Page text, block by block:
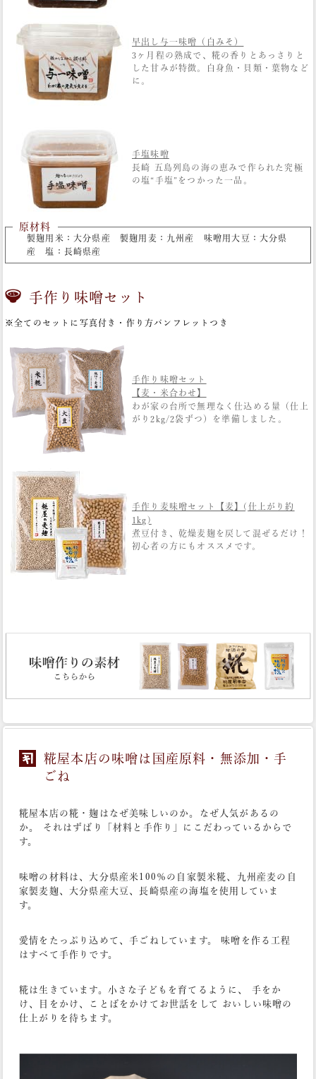
Site
早出し与一味噌（白みそ）
3ヶ月程の熟成で、糀の香りとあっさりと
した甘みが特徴。白身魚・貝類・葉物など
に。
手塩味噌
長崎 五島列島の海の恵みで作られた究極
の塩“手塩”をつかった一品。
原材料
製麹用米：大分県産 製麹用麦：九州産 味噌用大豆：大分県
産 塩：長崎県産
手作り味噌セット
※全てのセットに写真付き・作り方パンフレットつき
手作り味噌セット
【麦・米合わせ】
わが家の台所で無理なく仕込める量（仕上
がり2kg/2袋ずつ）を準備しました。
手作り麦味噌セット【麦】(仕上がり約
1kg)
煮豆付き、乾燥麦麹を戻して混ぜるだけ！
初心者の方にもオススメです。
糀屋本店の味噌は国産原料・無添加・手
ごね
糀屋本店の糀・麹はなぜ美味しいのか。なぜ人気があるの
か。 それはずばり「材料と手作り」にこだわっているからで
す。
味噌の材料は、大分県産米100％の自家製米糀、九州産麦の自
家製麦麹、大分県産大豆、長崎県産の海塩を使用していま
す。
愛情をたっぷり込めて、手ごねしています。 味噌を作る工程
はすべて手作りです。
糀は生きています。小さな子どもを育てるように、 手をか
け、目をかけ、ことばをかけてお世話をして おいしい味噌の
仕上がりを待ちます。